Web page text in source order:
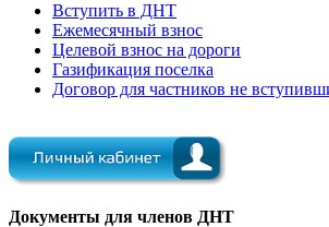
Вступить в ДНТ
Ежемесячный взнос
Целевой взнос на дороги
Газификация поселка
Договор для частников не
Документы для членов ДНТ